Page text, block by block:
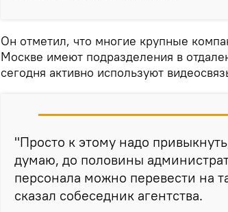
Он отметил, что многие крупные
Москве имеют подразделения в
сегодня активно используют
"Просто к этому надо
думаю, до половины
персонала можно перевести на
сказал собеседник агентства.